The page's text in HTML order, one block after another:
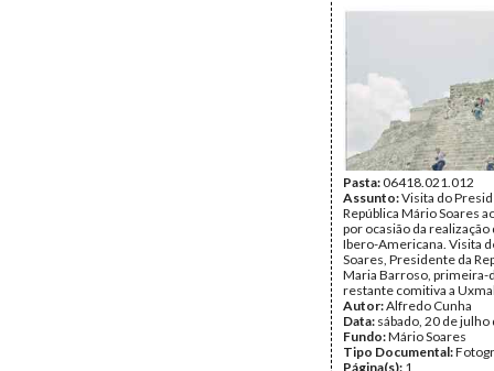
Pasta:06418.021.012
Assunto:Visita do
República Mário Soares
por ocasião da realização
Ibero-Americana. Visita
Soares, Presidente da
Maria Barroso, primeira-
restante comitiva a
Autor:Alfredo Cunha
Data: sábado, 20 de julho
Fundo:Mário Soares
Tipo Documental:
Página(s): 1